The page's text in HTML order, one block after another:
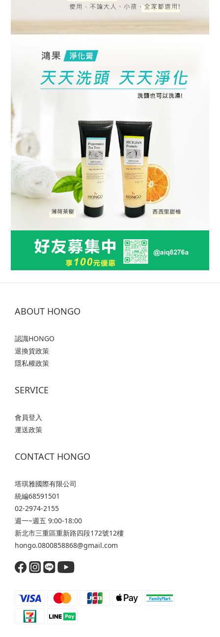
ABOUT HONGO
認識HONGO
退換貨政策
隱私權政策
SERVICE
會員登入
運送政策
CONTACT HONGO
塔琪雅國際有限公司
統編68591501
02-2974-2155
週一~週五 9:00-18:00
新北市三重區重新路四段172號12樓
hongo.0800858868@gmail.com